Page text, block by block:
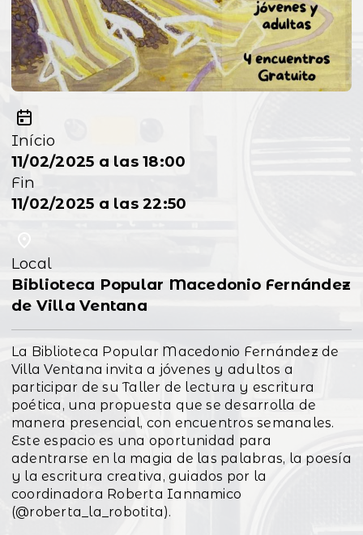
Início
11/02/2025 a las 18:00
Fin
11/02/2025 a las 22:50
Local
Biblioteca Popular Macedonio Fernández
de Villa Ventana
La Biblioteca Popular Macedonio Fernández de
Villa Ventana invita a jóvenes y adultos a
participar de su Taller de lectura y escritura
poética, una propuesta que se desarrolla de
manera presencial, con encuentros semanales.
Este espacio es una oportunidad para
adentrarse en la magia de las palabras, la poesía
y la escritura creativa, guiados por la
coordinadora Roberta Iannamico
(@roberta_la_robotita).